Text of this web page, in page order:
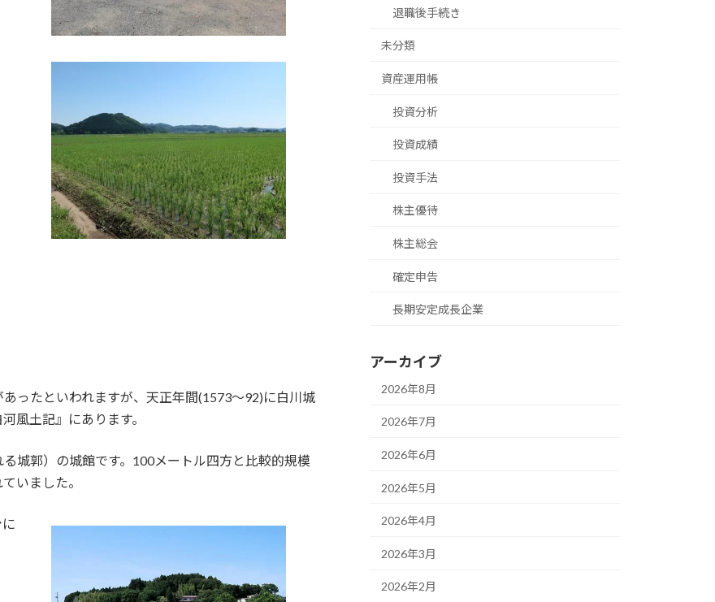
ったといわれますが、天正年間(1573～92)に白川城
風土記』にあります。
城郭）の城館です。100メートル四方と比較的規模
いました。
退職後手続き
未分類
資産運用帳
投資分析
投資成績
投資手法
株主優待
株主総会
確定申告
長期安定成長企業
アーカイブ
2026年8月
2026年7月
2026年6月
2026年5月
2026年4月
2026年3月
2026年2月